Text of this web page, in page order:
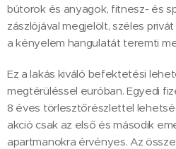
bútorok és anyagok, fitnesz- és
zászlójával megjelölt, széles
a kényelem hangulatát teremti
Ez a lakás kiváló befektetési
megtérüléssel euróban. Egyedi
8 éves törlesztőrészlettel
akció csak az első és második
apartmanokra érvényes. Az